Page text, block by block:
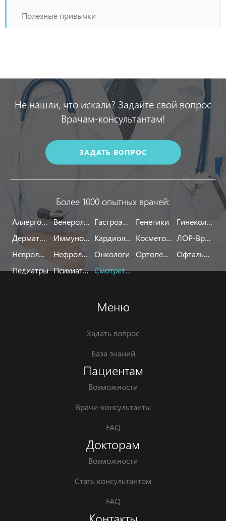
Полезные привычки
Не нашли, что искали? Задайте свой вопрос
Врачам-консультантам!
ЗАДАТЬ ВОПРОС
Более 1000 опытных врачей:
Аллергологи Венерологи Гастроэнтерологи Генетики
Гинекологи
Дерматологи
Иммунологи Кардиологи Косметологи
ЛОР-Врачи
Неврологи
Нефрологи Онкологи Ортопеды
Офтальмологи
Педиатры
Психиатры Смотреть все
Меню
Задать вопрос
База знаний
Пациентам
Возможности
Врачи-консультанты
FAQ
Докторам
Возможности
Стать консультантом
FAQ